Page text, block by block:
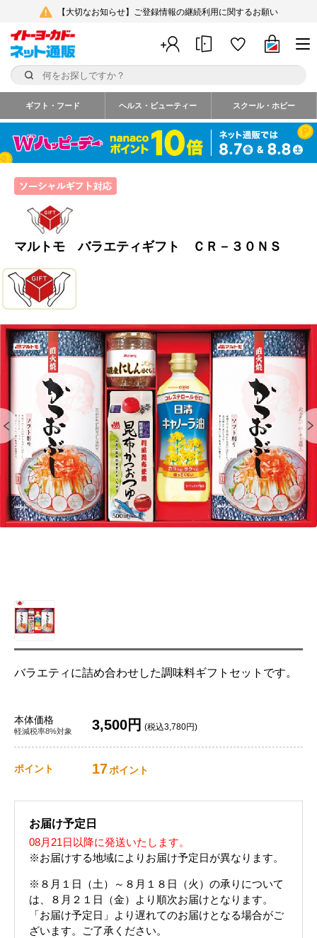
【大切なお知らせ】ご登録情報の継続利用に関するお願い
ギフト・フード ヘルス・ビューティー スクール・ホビー
マルトモ バラエティギフト ＣＲ－３０ＮＳ
バラエティに詰め合わせした調味料ギフトセットです。
本体価格
軽減税率8%対象 3,500円 (税込3,780円)
ポイント 17ポイント
お届け予定日
08月21日以降に発送いたします。
※お届けする地域によりお届け予定日が異なります。
※８月１日（土）～８月１８日（火）の承りについて
は、８月２１日（金）より順次お届けとなります。
「お届け予定日」より遅れてのお届けとなる場合がご
ざいます。ご了承ください。